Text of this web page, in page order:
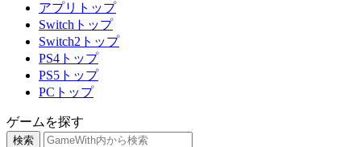
アプリトップ
Switchトップ
Switch2トップ
PS4トップ
PS5トップ
PCトップ
ゲームを探す
検索